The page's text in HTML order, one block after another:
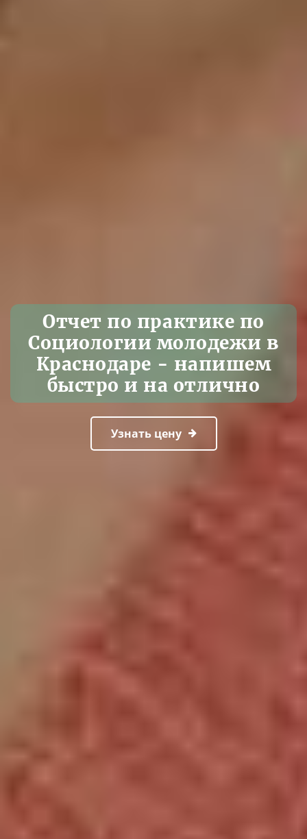
Отчет по практике по
Социологии молодежи в
Краснодаре - напишем
быстро и на отлично
Узнать цену